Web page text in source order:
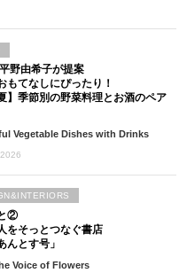
野由希子が提案
もてなしにぴったり！
】季節別の野菜料理とお酒のペア
Vegetable Dishes with Drinks
②
をそっとつなぐ書店
んとす号」
Voice of Flowers